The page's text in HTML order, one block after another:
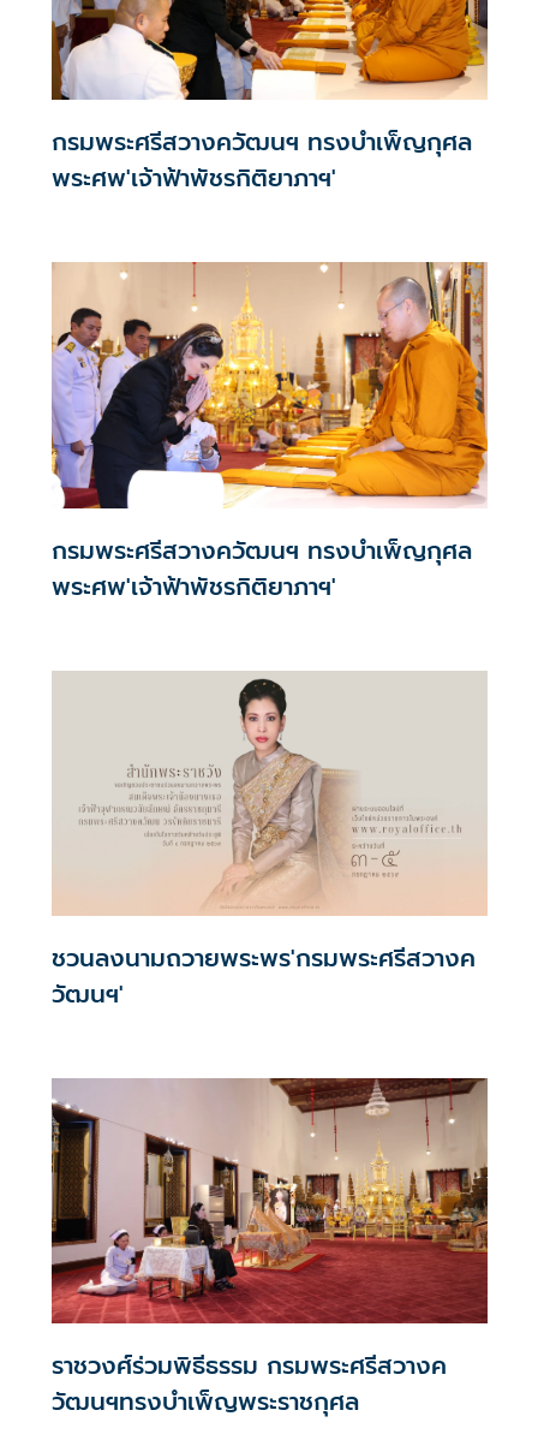
กรมพระศรีสวางควัฒนฯ ทรงบำเพ็ญกุศล
พระศพ'เจ้าฟ้าพัชรกิติยาภาฯ'
กรมพระศรีสวางควัฒนฯ ทรงบำเพ็ญกุศล
พระศพ'เจ้าฟ้าพัชรกิติยาภาฯ'
ชวนลงนามถวายพระพร'กรมพระศรีสวางค
วัฒนฯ'
ราชวงศ์ร่วมพิธีธรรม กรมพระศรีสวางค
วัฒนฯทรงบำเพ็ญพระราชกุศล